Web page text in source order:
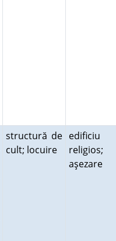
structură de
cult; locuire
edificiu
religios;
aşezare